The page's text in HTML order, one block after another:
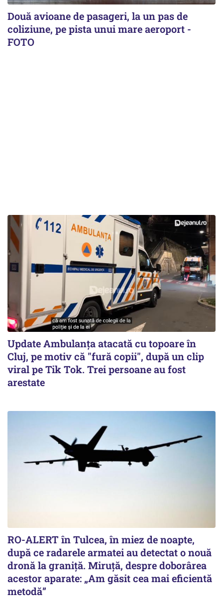
Două avioane de pasageri, la un pas de
coliziune, pe pista unui mare aeroport -
FOTO
Update Ambulanța atacată cu topoare în
Cluj, pe motiv că "fură copii", după un clip
viral pe Tik Tok. Trei persoane au fost
arestate
RO-ALERT în Tulcea, în miez de noapte,
după ce radarele armatei au detectat o nouă
dronă la graniță. Miruță, despre doborârea
acestor aparate: „Am găsit cea mai eficientă
metodă”